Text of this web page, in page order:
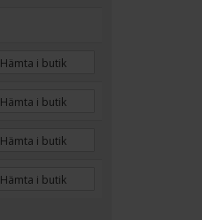
Hämta i butik
Hämta i butik
Hämta i butik
Hämta i butik